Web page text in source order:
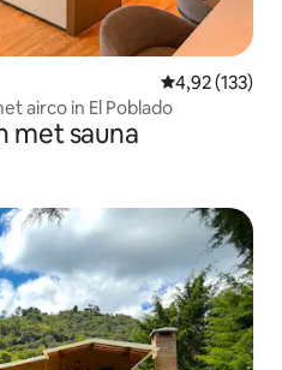
Gemiddelde
4,92 (133)
airco in El Poblado
met sauna